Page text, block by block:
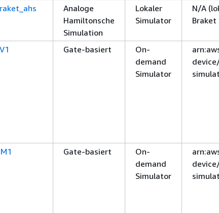
Analoge
Hamiltonsche
Simulation
Lokaler
Simulator
N/A
Braket
Gate-basiert
On-
demand
Simulator
Gate-basiert
On-
demand
Simulator